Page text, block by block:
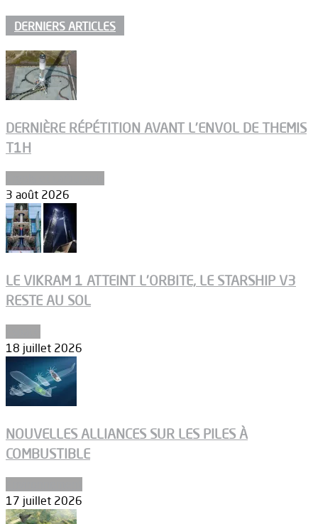
DERNIERS ARTICLES
DERNIÈRE RÉPÉTITION AVANT L’ENVOL DE THEMIS
T1H
3 août 2026
LE VIKRAM 1 ATTEINT L’ORBITE, LE STARSHIP V3
RESTE AU SOL
18 juillet 2026
NOUVELLES ALLIANCES SUR LES PILES À
COMBUSTIBLE
17 juillet 2026